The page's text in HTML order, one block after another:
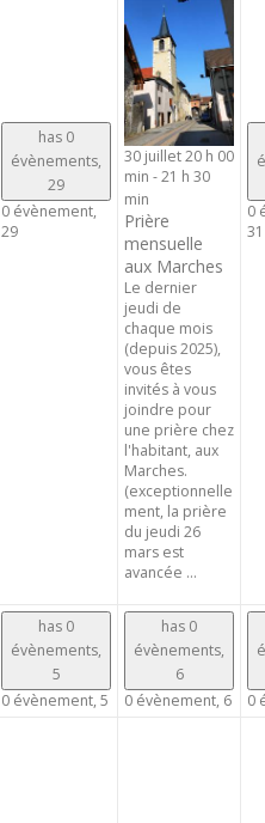
has 0
évènements,
29
0 évènement,
29
30 juillet 20 h 00
min -21 h 30
min
Prière
mensuelle
aux Marches
Le dernier
jeudi de
chaque mois
(depuis 2025),
vous êtes
invités à vous
joindre pour
une prière chez
l'habitant, aux
Marches.
(exceptionnelle
ment, la prière
du jeudi 26
mars est
avancée ...
0
31
has 0
évènements,
5
0 évènement, 5
has 0
évènements,
6
0 évènement, 6 0